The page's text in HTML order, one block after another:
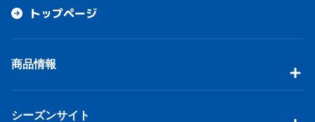
トップページ
商品情報
シーズンサイト